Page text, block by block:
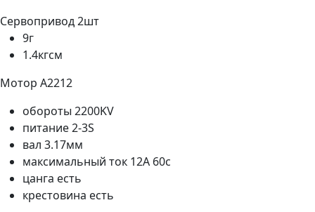
Сервопривод 2шт
9г
1.4кгсм
Мотор A2212
обороты 2200KV
питание 2-3S
вал 3.17мм
максимальный ток 12А 60с
цанга есть
крестовина есть